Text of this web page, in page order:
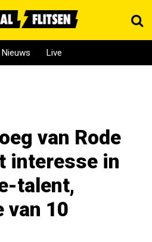
Nieuws Live
van Rode
interesse in
talent,
10